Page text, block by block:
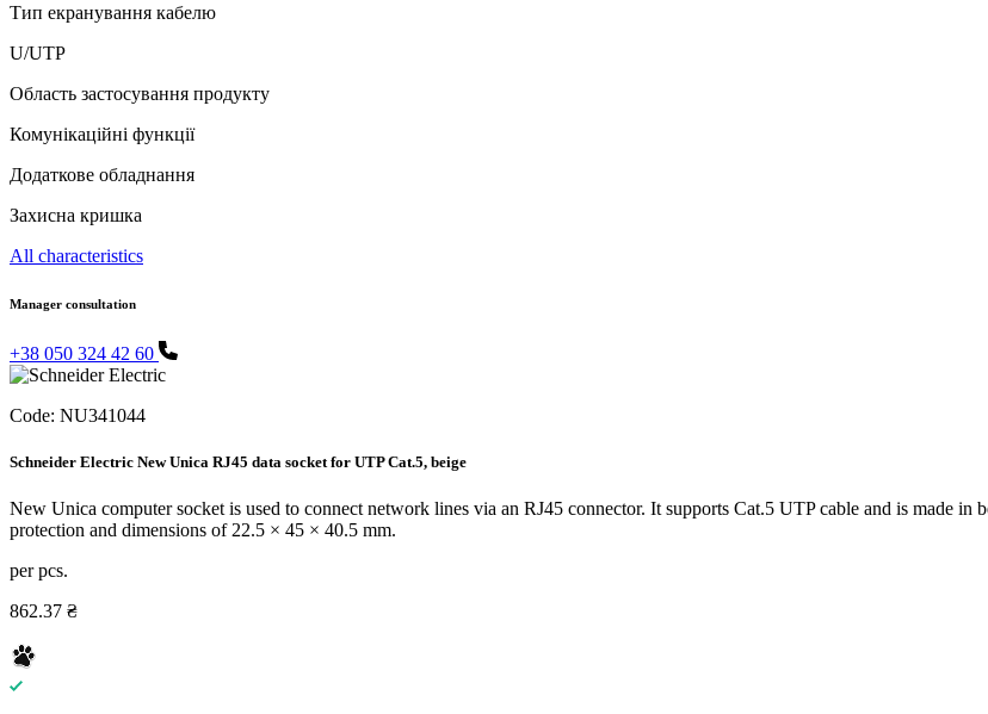
Тип екранування кабелю
U/UTP
Область застосування продукту
Комунікаційні функції
Додаткове обладнання
Захисна кришка
All characteristics
Manager consultation
+38 050 324 42 60
Code: NU341044
Schneider Electric New Unica RJ45 data socket for UTP Cat.5, beige
New Unica computer socket is used to connect network lines via an RJ45 connector. It supports Cat.5 UTP cable and is made
protection and dimensions of 22.5 × 45 × 40.5 mm.
per pcs.
862.37 ₴